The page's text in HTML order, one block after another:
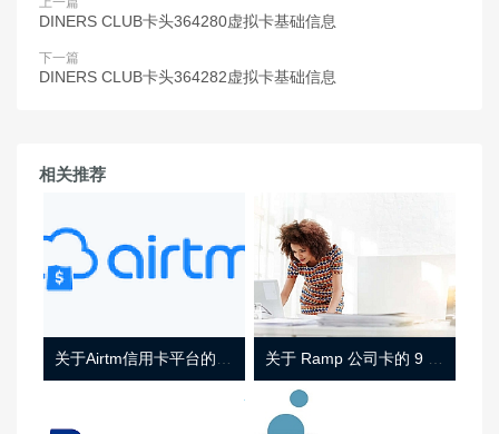
DINERS CLUB卡头364280虚拟卡基础信息
下一篇
DINERS CLUB卡头364282虚拟卡基础信息
相关推荐